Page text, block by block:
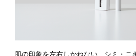
肌の印象を左右しかねない、シミ・ニ